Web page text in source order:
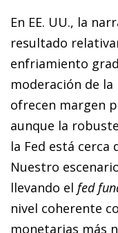
En EE. UU., la
resultado
enfriamiento
moderación de
ofrecen margen
aunque la
la Fed está cerca
Nuestro
llevando el fed
nivel coherente
monetarias más